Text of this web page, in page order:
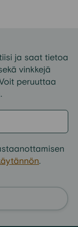
pitkä
ja saat tietoa
vinkkejä
peruuttaa
.